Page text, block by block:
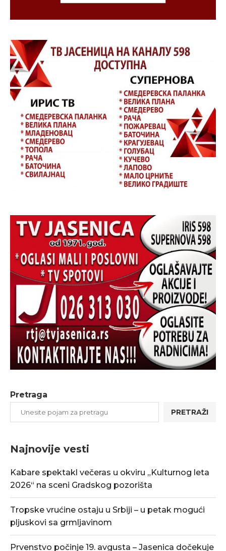
Pretraga
PRETRAŽI
Najnovije vesti
Kabare spektakl večeras u okviru „Kulturnog leta
2026“ na sceni Gradskog pozorišta
Tropske vrućine ostaju u Srbiji – u petak mogući
pljuskovi sa grmljavinom
Prvenstvo počinje 19. avgusta – Jasenica dočekuje